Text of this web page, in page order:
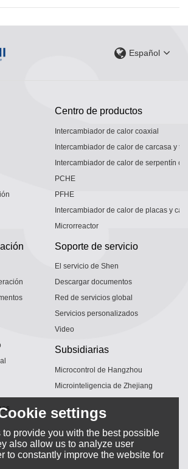
Español
Centro de productos
Intercambiador de calor coaxial
Intercambiador de calor de carcasa y
Intercambiador de calor de serpentín
PCHE
PFHE
Intercambiador de calor de placas y
Microrreactor
Soporte de servicio
El servicio de Shen
Descargar documentos
Red de servicios global
Servicios personalizados
Video
Subsidiarias
Microcontrol de Hangzhou
Microinteligencia de Zhejiang
settings
provide you with the best possible
also allow us to analyze user
to constantly improve the website for